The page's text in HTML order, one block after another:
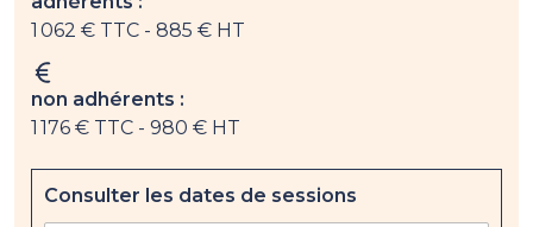
1 062 € TTC - 885 € HT
non adhérents :
1 176 € TTC - 980 € HT
Consulter les dates de sessions